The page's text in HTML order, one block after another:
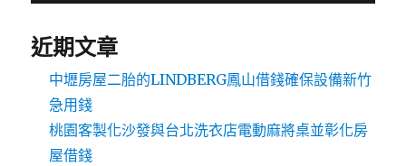
近期文章
中壢房屋二胎的LINDBERG鳳山借錢確保設備新竹
急用錢
桃園客製化沙發與台北洗衣店電動麻將桌並彰化房
屋借錢